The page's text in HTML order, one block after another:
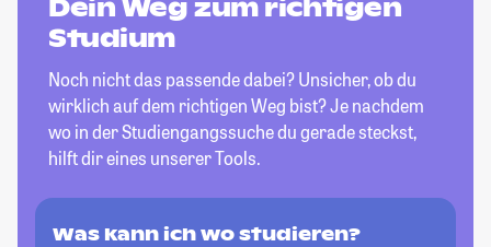
Dein Weg zum richtigen
Studium
Noch nicht das passende dabei? Unsicher, ob du
wirklich auf dem richtigen Weg bist? Je nachdem
wo in der Studiengangssuche du gerade steckst,
hilft dir eines unserer Tools.
Was kann ich wo studieren?